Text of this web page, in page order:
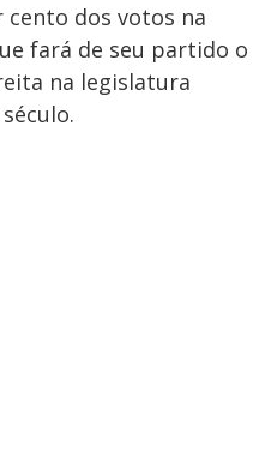
cento dos votos na
fará de seu partido o
na legislatura